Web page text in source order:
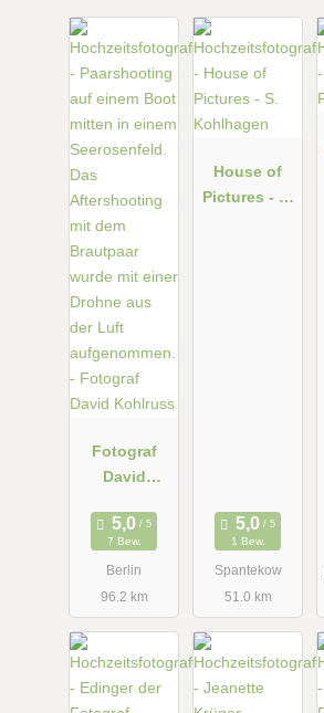
Fotograf
David
7 Bew.
Berlin
96.2 km
House of
Pictures - S.
1 Bew.
Spantekow
51.0 km